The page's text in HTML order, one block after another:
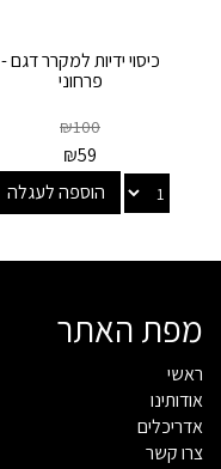
כיסוי ידיות למקרר דגם -
פרחוני
₪100
₪59
הוספה לעגלה
מפת האתר
ראשי
אודותינו
אדריכלים
צרו קשר